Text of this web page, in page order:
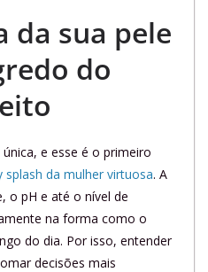
da sua pele
do
e esse é o primeiro
splash da mulher virtuosa. A
o pH e até o nível de
na forma como o
do dia. Por isso, entender
decisões mais